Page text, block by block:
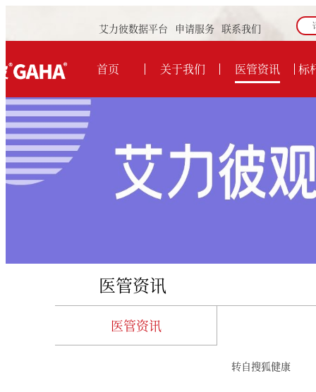
艾力彼数据平台 申请服务 联系我们
首页 关于我们 医管资讯 标
医管资讯
医管资讯
转自搜狐健康